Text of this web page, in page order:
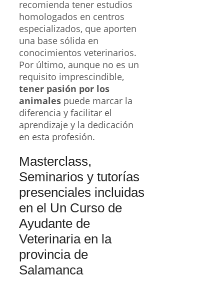
recomienda tener estudios
homologados en centros
especializados, que aporten
una base sólida en
conocimientos veterinarios.
Por último, aunque no es un
requisito imprescindible,
tener pasión por los
animales puede marcar la
diferencia y facilitar el
aprendizaje y la dedicación
en esta profesión.
Masterclass,
Seminarios y tutorías
presenciales incluidas
en el Un Curso de
Ayudante de
Veterinaria en la
provincia de
Salamanca